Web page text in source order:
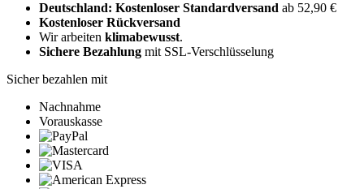
Deutschland: Kostenloser Standardversand ab 52,90 €
Kostenloser Rückversand
Wir arbeiten klimabewusst.
Sichere Bezahlung mit SSL-Verschlüsselung
Sicher bezahlen mit
Nachnahme
Vorauskasse